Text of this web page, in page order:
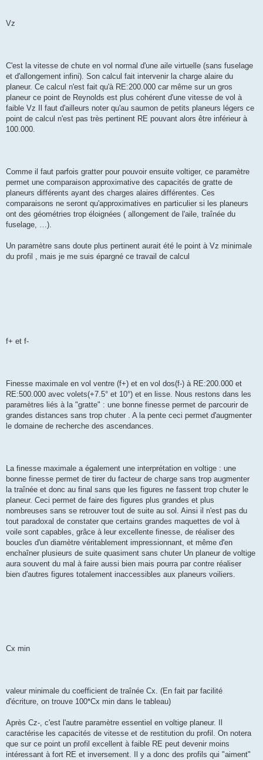
Vz
C'est la vitesse de chute en vol normal d'une aile virtuelle (sans fuselage
et d'allongement infini). Son calcul fait intervenir la charge alaire du
planeur. Ce calcul n'est fait qu'à RE:200.000 car même sur un gros
planeur ce point de Reynolds est plus cohérent d'une vitesse de vol à
faible Vz Il faut d'ailleurs noter qu'au saumon de petits planeurs légers ce
point de calcul n'est pas très pertinent RE pouvant alors être inférieur à
100.000.
Comme il faut parfois gratter pour pouvoir ensuite voltiger, ce paramètre
permet une comparaison approximative des capacités de gratte de
planeurs différents ayant des charges alaires différentes. Ces
comparaisons ne seront qu'approximatives en particulier si les planeurs
ont des géométries trop éloignées ( allongement de l'aile, traînée du
fuselage, …).
Un paramètre sans doute plus pertinent aurait été le point à Vz minimale
du profil , mais je me suis épargné ce travail de calcul
f+ et f-
Finesse maximale en vol ventre (f+) et en vol dos(f-) à RE:200.000 et
RE:500.000 avec volets(+7.5° et 10°) et en lisse. Nous restons dans les
paramètres liés à la "gratte" : une bonne finesse permet de parcourir de
grandes distances sans trop chuter . A la pente ceci permet d'augmenter
le domaine de recherche des ascendances.
La finesse maximale a également une interprétation en voltige : une
bonne finesse permet de tirer du facteur de charge sans trop augmenter
la traînée et donc au final sans que les figures ne fassent trop chuter le
planeur. Ceci permet de faire des figures plus grandes et plus
nombreuses sans se retrouver tout de suite au sol. Ainsi il n'est pas du
tout paradoxal de constater que certains grandes maquettes de vol à
voile sont capables, grâce à leur excellente finesse, de réaliser des
boucles d'un diamètre véritablement impressionnant, et même d'en
enchaîner plusieurs de suite quasiment sans chuter Un planeur de voltige
aura souvent du mal à faire aussi bien mais pourra par contre réaliser
bien d'autres figures totalement inaccessibles aux planeurs voiliers.
Cx min
valeur minimale du coefficient de traînée Cx. (En fait par facilité
d'écriture, on trouve 100*Cx min dans le tableau)
Après Cz-, c'est l'autre paramètre essentiel en voltige planeur. Il
caractérise les capacités de vitesse et de restitution du profil. On notera
que sur ce point un profil excellent à faible RE peut devenir moins
intéressant à fort RE et inversement. Il y a donc des profils qui "aiment"